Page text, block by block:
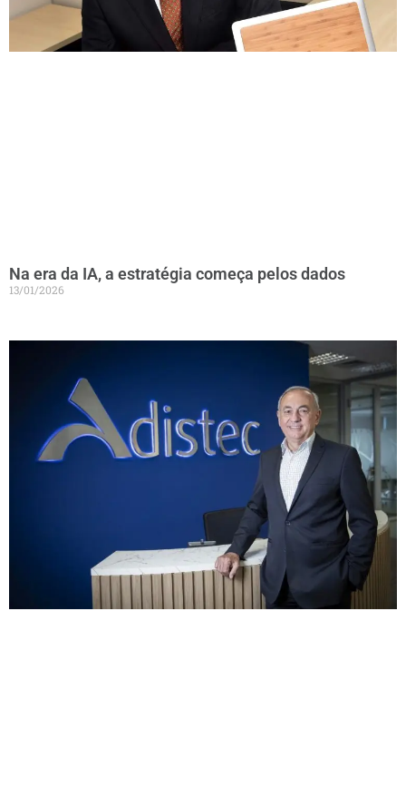
Na era da IA, a estratégia começa pelos dados
13/01/2026